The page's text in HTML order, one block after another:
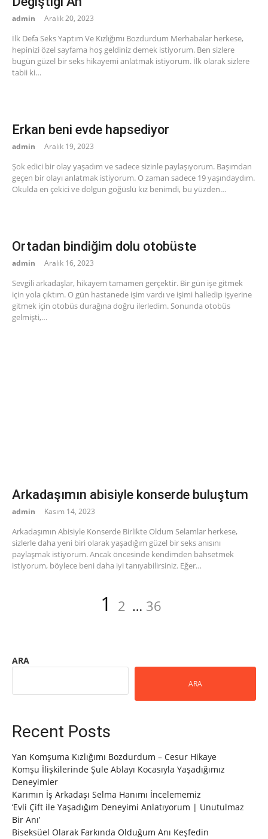
admin Aralık 20, 2023
İlk Defa Seks Yaptım Ve Kızlığımı Bozdurdum Merhabalar herkese,
hepinizi özel sayfama hoş geldiniz demek istiyorum. Ben sizlere
bugün güzel bir seks hikayemi anlatmak istiyorum. İlk olarak sizlere
tabii ki…
Erkan beni evde hapsediyor
admin Aralık 19, 2023
Şok edici bir olay yaşadım ve sadece sizinle paylaşıyorum. Başımdan
geçen bir olayı anlatmak istiyorum. O zaman sadece 19 yaşındaydım.
Okulda en çekici ve dolgun göğüslü kız benimdi, bu yüzden…
Ortadan bindiğim dolu otobüste
admin Aralık 16, 2023
Sevgili arkadaşlar, hikayem tamamen gerçektir. Bir gün işe gitmek
için yola çıktım. O gün hastanede işim vardı ve işimi halledip işyerine
gitmek için otobüs durağına doğru ilerledim. Sonunda otobüs
gelmişti,…
Arkadaşımın abisiyle konserde buluştum
admin Kasım 14, 2023
Arkadaşımın Abisiyle Konserde Birlikte Oldum Selamlar herkese,
sizlerle daha yeni biri olarak yaşadığım güzel bir seks anısını
paylaşmak istiyorum. Ancak öncesinde kendimden bahsetmek
istiyorum, böylece beni daha iyi tanıyabilirsiniz. Eğer…
Sayfa
1 Sayfa
2 … Sayfa
36
ARA
ARA
Recent Posts
Yan Komşuma Kızlığımı Bozdurdum – Cesur Hikaye
Komşu İlişkilerinde Şule Ablayı Kocasıyla Yaşadığımız
Deneyimler
Karımın İş Arkadaşı Selma Hanımı İncelememiz
‘Evli Çift ile Yaşadığım Deneyimi Anlatıyorum | Unutulmaz
Bir Anı’
Biseksüel Olarak Farkında Olduğum Anı Keşfedin